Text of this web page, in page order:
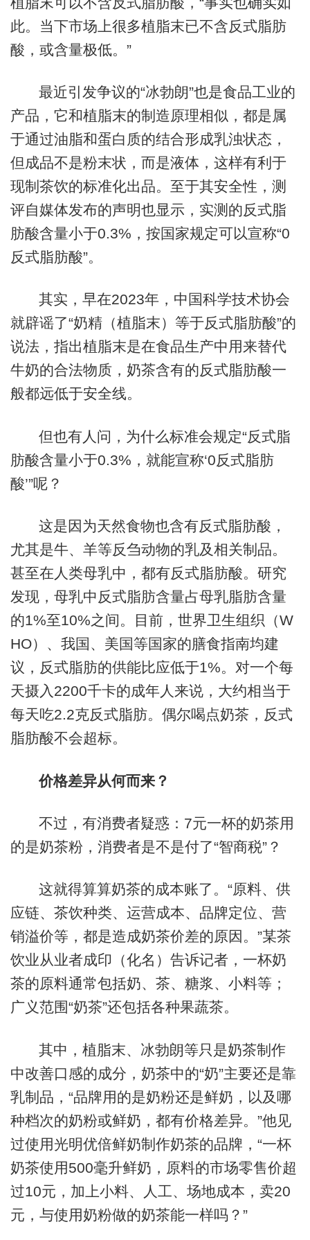
此。当下市场上很多植脂末已不含反式脂肪
酸，或含量极低。”
最近引发争议的“冰勃朗”也是食品工业的
产品，它和植脂末的制造原理相似，都是属
于通过油脂和蛋白质的结合形成乳浊状态，
但成品不是粉末状，而是液体，这样有利于
现制茶饮的标准化出品。至于其安全性，测
评自媒体发布的声明也显示，实测的反式脂
肪酸含量小于0.3%，按国家规定可以宣称“0
反式脂肪酸”。
其实，早在2023年，中国科学技术协会
就辟谣了“奶精（植脂末）等于反式脂肪酸”的
说法，指出植脂末是在食品生产中用来替代
牛奶的合法物质，奶茶含有的反式脂肪酸一
般都远低于安全线。
但也有人问，为什么标准会规定“反式脂
肪酸含量小于0.3%，就能宣称‘0反式脂肪
酸’”呢？
这是因为天然食物也含有反式脂肪酸，
尤其是牛、羊等反刍动物的乳及相关制品。
甚至在人类母乳中，都有反式脂肪酸。研究
发现，母乳中反式脂肪含量占母乳脂肪含量
的1%至10%之间。目前，世界卫生组织（W
HO）、我国、美国等国家的膳食指南均建
议，反式脂肪的供能比应低于1%。对一个每
天摄入2200千卡的成年人来说，大约相当于
每天吃2.2克反式脂肪。偶尔喝点奶茶，反式
脂肪酸不会超标。
价格差异从何而来？
不过，有消费者疑惑：7元一杯的奶茶用
的是奶茶粉，消费者是不是付了“智商税”？
这就得算算奶茶的成本账了。“原料、供
应链、茶饮种类、运营成本、品牌定位、营
销溢价等，都是造成奶茶价差的原因。”某茶
饮业从业者成印（化名）告诉记者，一杯奶
茶的原料通常包括奶、茶、糖浆、小料等；
广义范围“奶茶”还包括各种果蔬茶。
其中，植脂末、冰勃朗等只是奶茶制作
中改善口感的成分，奶茶中的“奶”主要还是靠
乳制品，“品牌用的是奶粉还是鲜奶，以及哪
种档次的奶粉或鲜奶，都有价格差异。”他见
过使用光明优倍鲜奶制作奶茶的品牌，“一杯
奶茶使用500毫升鲜奶，原料的市场零售价超
过10元，加上小料、人工、场地成本，卖20
元，与使用奶粉做的奶茶能一样吗？”